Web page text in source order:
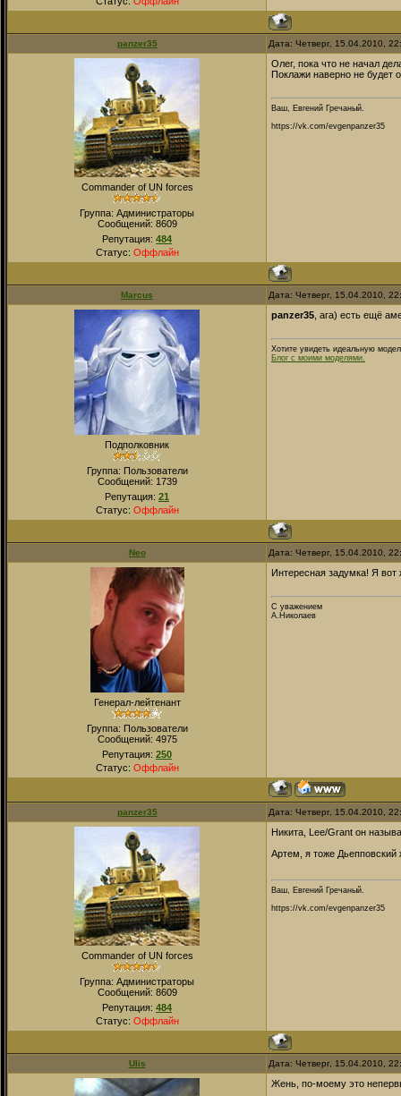
panzer35 Дата: Четверг, 15.04.2010,
Commander of UN forces
Группа: Администраторы
Сообщений: 8609
Репутация: 484
Статус: Оффлайн
Олег, пока что не начал
Поклажи наверно не будет
Ваш, Евгений Гречаный.
https://vk.com/evgenpanzer35
Marcus Дата: Четверг, 15.04.2010,
Подполковник
Группа: Пользователи
Сообщений: 1739
Репутация: 21
Статус: Оффлайн
panzer35 , ага) есть ещё
Хотите увидеть идеальную
Блог с моими моделями.
Neo Дата: Четверг, 15.04.2010,
Генерал-лейтенант
Группа: Пользователи
Сообщений: 4975
Репутация: 250
Статус: Оффлайн
Интересная задумка! Я
С уважением
А.Николаев
panzer35 Дата: Четверг, 15.04.2010,
Commander of UN forces
Группа: Администраторы
Сообщений: 8609
Репутация: 484
Статус: Оффлайн
Никита, Lee/Grant он
Артем, я тоже
Ваш, Евгений Гречаный.
https://vk.com/evgenpanzer35
Ulis Дата: Четверг, 15.04.2010,
Жень, по-моему это